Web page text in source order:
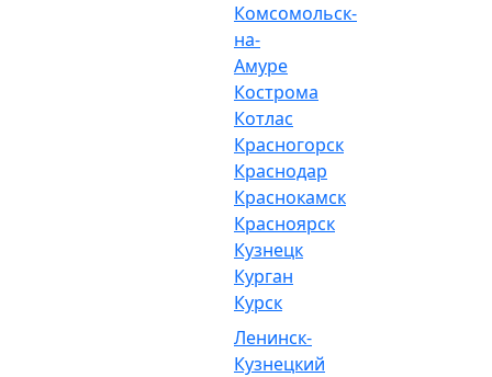
Комсомольск-
на-
Амуре
Кострома
Котлас
Красногорск
Краснодар
Краснокамск
Красноярск
Кузнецк
Курган
Курск
Ленинск-
Кузнецкий